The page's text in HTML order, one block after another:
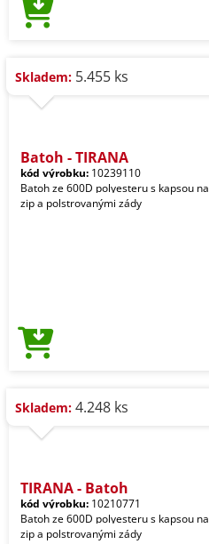
Skladem: 5.455 ks
Batoh - TIRANA
kód výrobku: 10239110
Batoh ze 600D polyesteru s kapsou na
zip a polstrovanými zády
Skladem: 4.248 ks
TIRANA - Batoh
kód výrobku: 10210771
Batoh ze 600D polyesteru s kapsou na
zip a polstrovanými zády